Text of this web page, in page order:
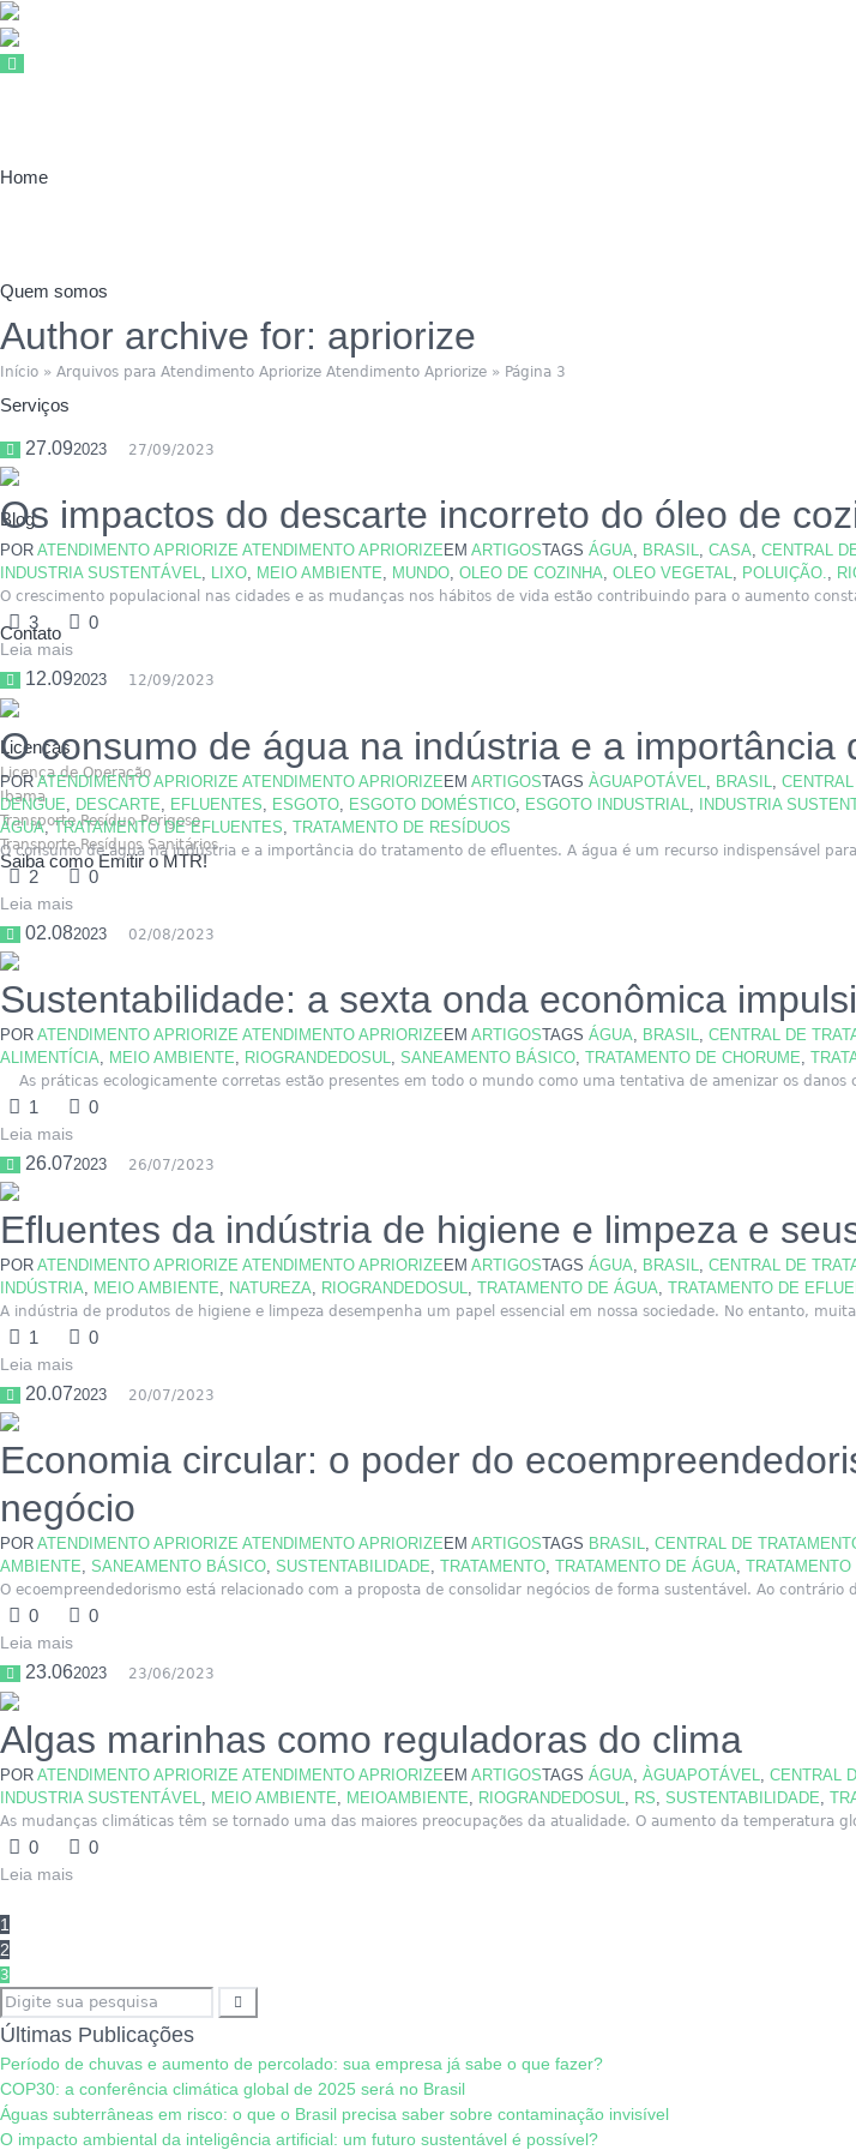
Home
Quem somos
Serviços
Blog
Contato
Licenças
Licença de Operação
Ibama
Transporte Resíduo Perigoso
Transporte Resíduos Sanitários
Saiba como Emitir o MTR!
Author archive for: apriorize
Início » Arquivos para Atendimento Apriorize Atendimento Apriorize » Página 3
27.092023 27/09/2023
Os impactos do descarte incorreto do óleo de
POR ATENDIMENTO APRIORIZE ATENDIMENTO APRIORIZE EM ARTIGOSTAGS ÁGUA, BRASIL, CASA, CENTRAL
INDUSTRIA SUSTENTÁVEL, LIXO, MEIO AMBIENTE, MUNDO, OLEO DE COZINHA, OLEO VEGETAL, POLUIÇÃO.,
O crescimento populacional nas cidades e as mudanças nos hábitos de vida estão contribuindo para o aumento
3 0
Leia mais
12.092023 12/09/2023
O consumo de água na indústria e a importância
PORATENDIMENTO APRIORIZE ATENDIMENTO APRIORIZEEM ARTIGOSTAGS ÀGUAPOTÁVEL BRASIL
DENGUE
DESCARTE EFLUENTES ESGOTO ESGOTO DOMÉSTICO ESGOTO INDUSTRIAL INDUSTRIA
ÁGUA,TRATAMENTO DE EFLUENTES TRATAMENTO DE RESÍDUOS
O consumo de água na indústria e a importância do tratamento de efluentes. A água é um recurso indispensável
2 0
Leia mais
02.082023 02/08/2023
Sustentabilidade: a sexta onda econômica
POR ATENDIMENTO APRIORIZE ATENDIMENTO APRIORIZE EM ARTIGOSTAGS ÁGUA BRASIL CENTRAL DE
ALIMENTÍCIA
MEIO AMBIENTE RIOGRANDEDOSUL SANEAMENTO BÁSICO TRATAMENTO DE CHORUME
As práticas ecologicamente corretas estão presentes em todo o mundo como uma tentativa de amenizar os danos
1 0
Leia mais
26.072023 26/07/2023
Efluentes da indústria de higiene e limpeza e
POR ATENDIMENTO APRIORIZE ATENDIMENTO APRIORIZE EM ARTIGOSTAGS ÁGUA, BRASIL, CENTRAL DE
INDÚSTRIA, MEIO AMBIENTE, NATUREZA, RIOGRANDEDOSUL, TRATAMENTO DE ÁGUA, TRATAMENTO DE
A indústria de produtos de higiene e limpeza desempenha um papel essencial em nossa sociedade. No entanto,
1 0
Leia mais
20.072023 20/07/2023
Economia circular: o poder do
negócio
POR ATENDIMENTO APRIORIZE ATENDIMENTO APRIORIZE EM ARTIGOSTAGS BRASIL, CENTRAL DE
AMBIENTE, SANEAMENTO BÁSICO, SUSTENTABILIDADE, TRATAMENTO, TRATAMENTO DE ÁGUA,
O ecoempreendedorismo está relacionado com a proposta de consolidar negócios de forma sustentável. Ao
0 0
Leia mais
23.062023 23/06/2023
Algas marinhas como reguladoras do clima
POR ATENDIMENTO APRIORIZE ATENDIMENTO APRIORIZE EM ARTIGOSTAGS ÁGUA ÀGUAPOTÁVEL CENTRAL
INDUSTRIA SUSTENTÁVEL
MEIO AMBIENTE MEIOAMBIENTE RIOGRANDEDOSUL RS SUSTENTABILIDADE
As mudanças climáticas têm se tornado uma das maiores preocupações da atualidade. O aumento da temperatura
0 0
Leia mais
1
2
3
Últimas Publicações
Período de chuvas e aumento de percolado: sua empresa já sabe o que fazer?
COP30: a conferência climática global de 2025 será no Brasil
Águas subterrâneas em risco: o que o Brasil precisa saber sobre contaminação invisível
O impacto ambiental da inteligência artificial: um futuro sustentável é possível?